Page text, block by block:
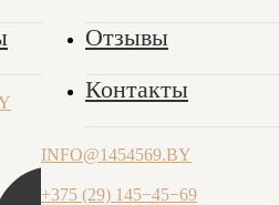
ПТ: 9.00-17.00
Отзывы
Контакты
INFO@1454569.BY
+375 (29) 145−45−69